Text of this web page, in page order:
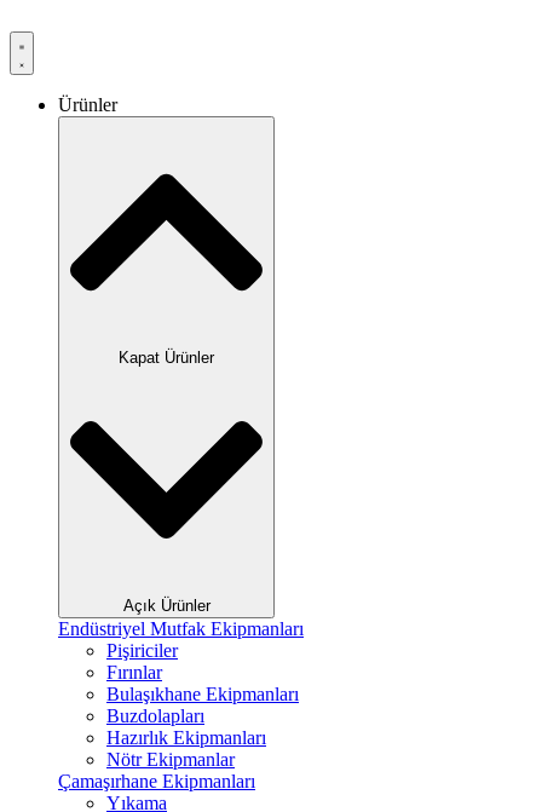
Ürünler
Kapat Ürünler
Açık Ürünler
Endüstriyel Mutfak Ekipmanları
Pişiriciler
Fırınlar
Bulaşıkhane Ekipmanları
Buzdolapları
Hazırlık Ekipmanları
Nötr Ekipmanlar
Çamaşırhane Ekipmanları
Yıkama